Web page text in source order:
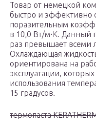
Товар от немецкой
быстро и эффективно
поразительным
в 10,0 Вт/м⋅К. Данный
раз превышает
Охлаждающая
ориентирована на
эксплуатации,
использования
15 градусов.
термопаста